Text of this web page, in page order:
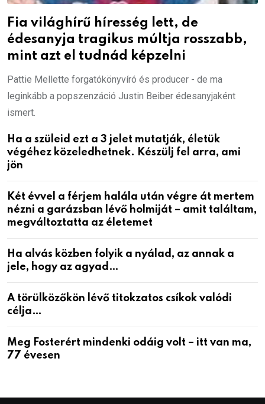
Fia világhírű híresség lett, de
édesanyja tragikus múltja rosszabb,
mint azt el tudnád képzelni
Pattie Mellette forgatókönyvíró és producer - de ma
leginkább a popszenzáció Justin Beiber édesanyjaként
ismert.
Ha a szüleid ezt a 3 jelet mutatják, életük
végéhez közeledhetnek. Készülj fel arra, ami
jön
Két évvel a férjem halála után végre át mertem
nézni a garázsban lévő holmiját – amit találtam,
megváltoztatta az életemet
Ha alvás közben folyik a nyálad, az annak a
jele, hogy az agyad…
A törülközőkön lévő titokzatos csíkok valódi
célja…
Meg Fosterért mindenki odáig volt – itt van ma,
77 évesen